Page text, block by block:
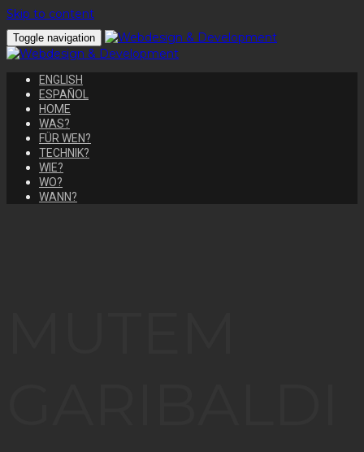
Skip to content
Toggle navigation
ENGLISH
ESPAÑOL
HOME
WAS?
FÜR WEN?
TECHNIK?
WIE?
WO?
WANN?